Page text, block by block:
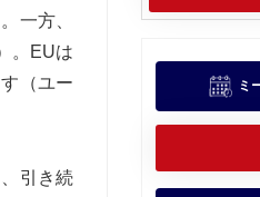
一方、
。EUは
（ユー
引き続
ミ